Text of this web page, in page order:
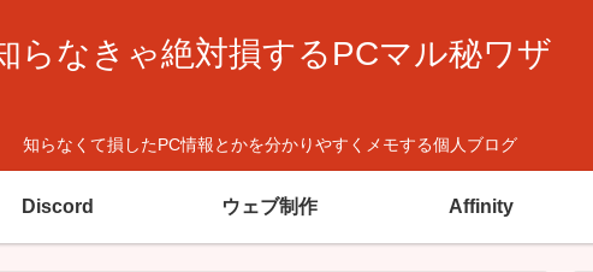
らなきゃ絶対損するPCマル秘ワザ
知らなくて損したPC情報とかを分かりやすくメモする個人ブログ
Discord ウェブ制作 Affinity